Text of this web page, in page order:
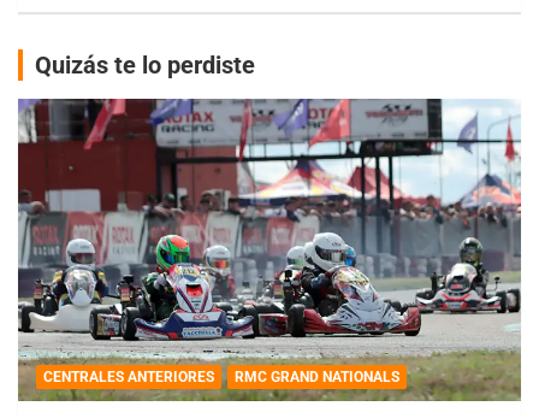
Quizás te lo perdiste
CENTRALES ANTERIORES RMC GRAND NATIONALS